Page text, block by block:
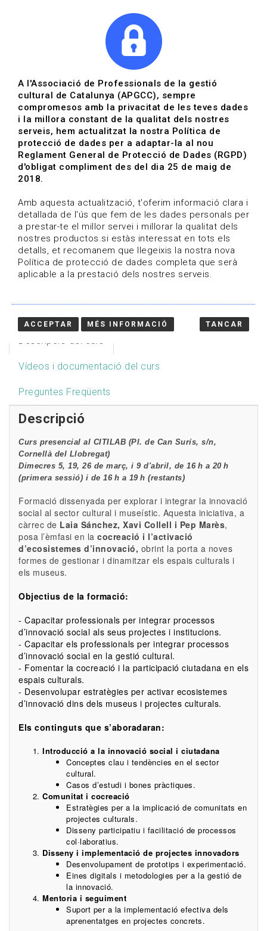
Innovació social i
ciutadana a la gestió
cultural i museus
Laia Sánchez | Data d'inici 05/03/2025 | Inscripció
Tancada | Sense places disponibles
HOME / CURSOS
/
Vídeos i documentació del curs
Preguntes Freqüents
Descripció
Curs presencial al CITILAB (Pl. de Can Surís, s/n,
Cornellà del Llobregat)
Dimecres 5, 19, 26 de març, i 9 d'abril, de 16 h a 20 h
(primera sessió) i de 16 h a 19 h (restants)
Formació dissenyada per explorar i integrar la innovació
social al sector cultural i museístic. Aquesta iniciativa, a
càrrec de Laia Sánchez, Xavi Collell i Pep Marès,
posa l’èmfasi en la cocreació i l’activació
d’ecosistemes d’innovació, obrint la porta a noves
formes de gestionar i dinamitzar els espais culturals i
els museus.
Objectius de la formació:
- Capacitar professionals per integrar processos
d’innovació social als seus projectes i institucions.
- Capacitar els professionals per integrar processos
d’innovació social en la gestió cultural.
- Fomentar la cocreació i la participació ciutadana en els
espais culturals.
- Desenvolupar estratègies per activar ecosistemes
d’innovació dins dels museus i projectes culturals.
Els continguts que s’aboradaran:
Introducció a la innovació social i ciutadana
Conceptes clau i tendències en el sector
cultural.
Casos d’estudi i bones pràctiques.
Comunitat i cocreació
Estratègies per a la implicació de comunitats en
projectes culturals.
Disseny participatiu i facilitació de processos
col·laboratius.
Disseny i implementació de projectes innovadors
Desenvolupament de prototips i experimentació.
Eines digitals i metodologies per a la gestió de
la innovació.
Mentoria i seguiment
Suport per a la implementació efectiva dels
aprenentatges en projectes concrets.
A l'Associació de Professionals de la gestió
cultural de Catalunya (APGCC), sempre
compromesos amb la privacitat de les teves dades
i la millora constant de la qualitat dels nostres
serveis, hem actualitzat la nostra Política de
protecció de dades per a adaptar-la al nou
Reglament General de Protecció de Dades (RGPD)
d'obligat compliment des del dia 25 de maig de
2018.
Amb aquesta actualització, t'oferim informació clara i
detallada de l'ús que fem de les dades personals per
a prestar-te el millor servei i millorar la qualitat dels
nostres productos.si estàs interessat en tots els
detalls, et recomanem que llegeixis la nostra nova
Política de protecció de dades completa que serà
aplicable a la prestació dels nostres serveis.
ACCEPTAR MÉS INFORMACIÓ TANCAR